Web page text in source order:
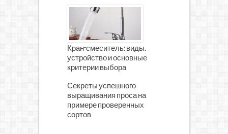
Кран-смеситель: виды,
устройство и основные
критерии выбора
Секреты успешного
выращивания проса на
примере проверенных
сортов